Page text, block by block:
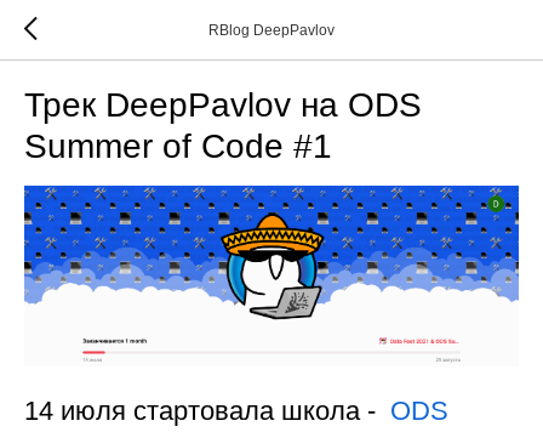
RBlog DeepPavlov
Трек DeepPavlov на ODS
Summer of Code #1
14 июля стартовала школа - ODS